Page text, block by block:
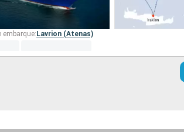
embarque: Lavrion (Atenas)